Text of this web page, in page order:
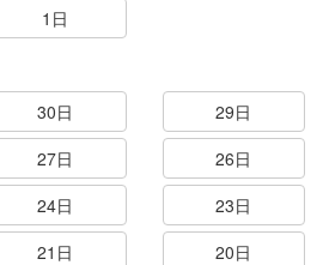
1日
30日
29日
27日
26日
24日
23日
21日
20日